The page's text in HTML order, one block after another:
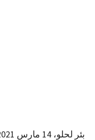
بئر لحلو، 14 مارس 2021 (